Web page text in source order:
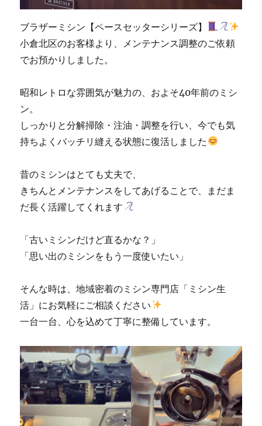
ブラザーミシン【ペースセッターシリーズ】
小倉北区のお客様より、メンテナンス調整のご依頼
でお預かりしました。
昭和レトロな雰囲気が魅力の、およそ40年前のミシ
ン。
しっかりと分解掃除・注油・調整を行い、今でも気
持ちよくバッチリ縫える状態に復活しました
昔のミシンはとても丈夫で、
きちんとメンテナンスをしてあげることで、まだま
だ長く活躍してくれます
「古いミシンだけど直るかな？」
「思い出のミシンをもう一度使いたい」
そんな時は、地域密着のミシン専門店「ミシン生
活」にお気軽にご相談ください
一台一台、心を込めて丁寧に整備しています。